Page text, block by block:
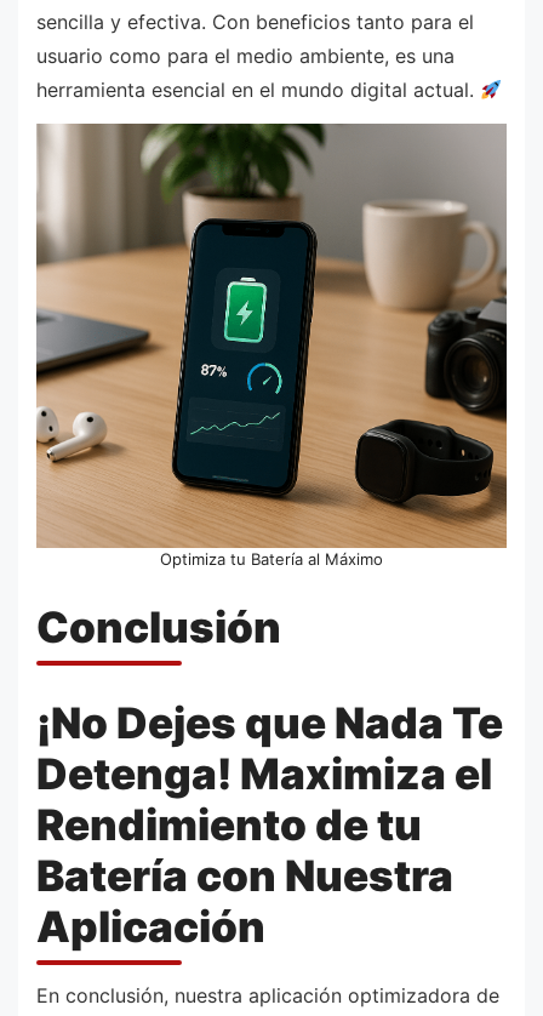
sencilla y efectiva. Con beneficios tanto para el
usuario como para el medio ambiente, es una
herramienta esencial en el mundo digital actual.
Optimiza tu Batería al Máximo
Conclusión
¡No Dejes que Nada Te
Detenga! Maximiza el
Rendimiento de tu
Batería con Nuestra
Aplicación
En conclusión, nuestra aplicación optimizadora de